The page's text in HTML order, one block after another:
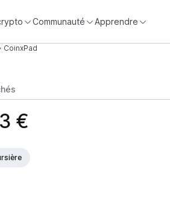
Communauté Apprendre
CoinxPad
€